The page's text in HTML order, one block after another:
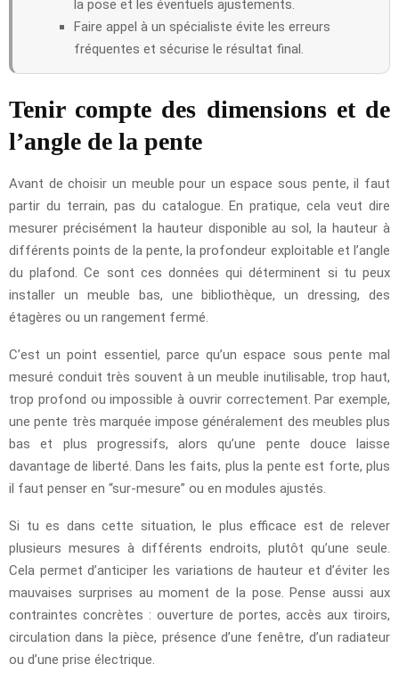
la pose et les éventuels ajustements.
Faire appel à un spécialiste évite les erreurs
fréquentes et sécurise le résultat final.
Tenir compte des dimensions et de
l’angle de la pente
Avant de choisir un meuble pour un espace sous pente, il faut
partir du terrain, pas du catalogue. En pratique, cela veut dire
mesurer précisément la hauteur disponible au sol, la hauteur à
différents points de la pente, la profondeur exploitable et l’angle
du plafond. Ce sont ces données qui déterminent si tu peux
installer un meuble bas, une bibliothèque, un dressing, des
étagères ou un rangement fermé.
C’est un point essentiel, parce qu’un espace sous pente mal
mesuré conduit très souvent à un meuble inutilisable, trop haut,
trop profond ou impossible à ouvrir correctement. Par exemple,
une pente très marquée impose généralement des meubles plus
bas et plus progressifs, alors qu’une pente douce laisse
davantage de liberté. Dans les faits, plus la pente est forte, plus
il faut penser en “sur-mesure” ou en modules ajustés.
Si tu es dans cette situation, le plus efficace est de relever
plusieurs mesures à différents endroits, plutôt qu’une seule.
Cela permet d’anticiper les variations de hauteur et d’éviter les
mauvaises surprises au moment de la pose. Pense aussi aux
contraintes concrètes : ouverture de portes, accès aux tiroirs,
circulation dans la pièce, présence d’une fenêtre, d’un radiateur
ou d’une prise électrique.